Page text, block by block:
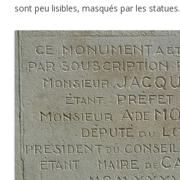
sont peu lisibles, masqués par les statues.